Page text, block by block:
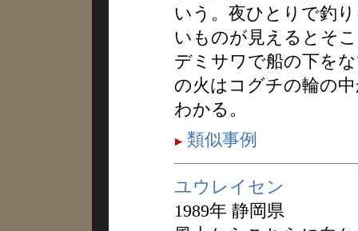
いう。夜ひとりで釣
いものが見えるとそ
デミサワで船の下を
の火はコグチの輪の
わかる。
類似事例
ユウレイセン
1989年 静岡県